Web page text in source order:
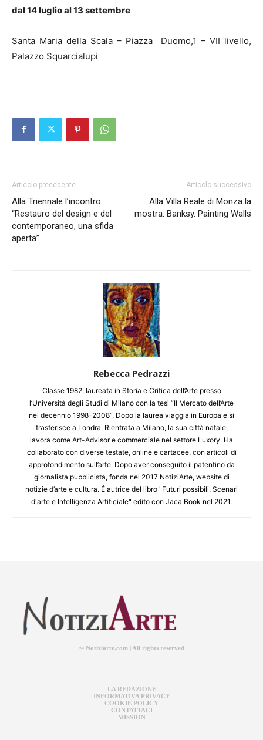
dal 14 luglio al 13 settembre
Santa Maria della Scala – Piazza Duomo,1 – VII livello,
Palazzo Squarcialupi
Articolo precedente
Alla Triennale l’incontro:
“Restauro del design e del
contemporaneo, una sfida
aperta”
Articolo successivo
Alla Villa Reale di Monza la
mostra: Banksy. Painting Walls
Rebecca Pedrazzi
Classe 1982, laureata in Storia e Critica dell’Arte presso
l’Università degli Studi di Milano con la tesi “Il Mercato dell’Arte
nel decennio 1998-2008”. Dopo la laurea viaggia in Europa e si
trasferisce a Londra. Rientrata a Milano, la sua città natale,
lavora come Art-Advisor e commerciale nel settore Luxory. Ha
collaborato con diverse testate, online e cartacee, con articoli di
approfondimento sull’arte. Dopo aver conseguito il patentino da
giornalista pubblicista, fonda nel 2017 NotiziArte, website di
notizie d’arte e cultura. É autrice del libro "Futuri possibili. Scenari
d'arte e Intelligenza Artificiale" edito con Jaca Book nel 2021.
© Notiziarte.com | All rights reserved
LA REDAZIONE
INFORMATIVA PRIVACY
COOKIE POLICY
CONTATTACI
MISSION